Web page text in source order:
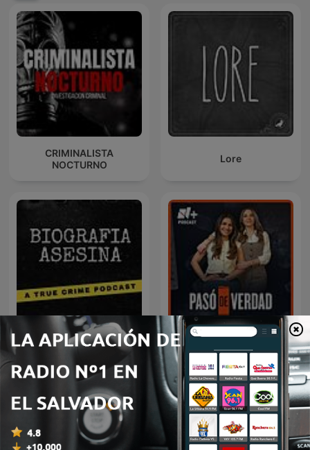
CRIMINALISTA
NOCTURNO
Lore
Biografía Asesina Pasó de Verdad